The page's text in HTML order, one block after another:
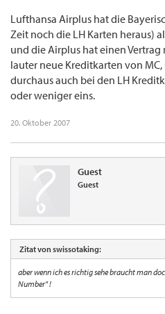
Lufthansa Airplus hat die
Zeit noch die LH Karten heraus)
und die Airplus hat einen Vertrag
lauter neue Kreditkarten von
durchaus auch bei den LH
oder weniger eins.
20. Oktober 2007
Guest
Guest
Zitat von swissotaking:
aber wenn ich es richtig sehe braucht man
Number" !